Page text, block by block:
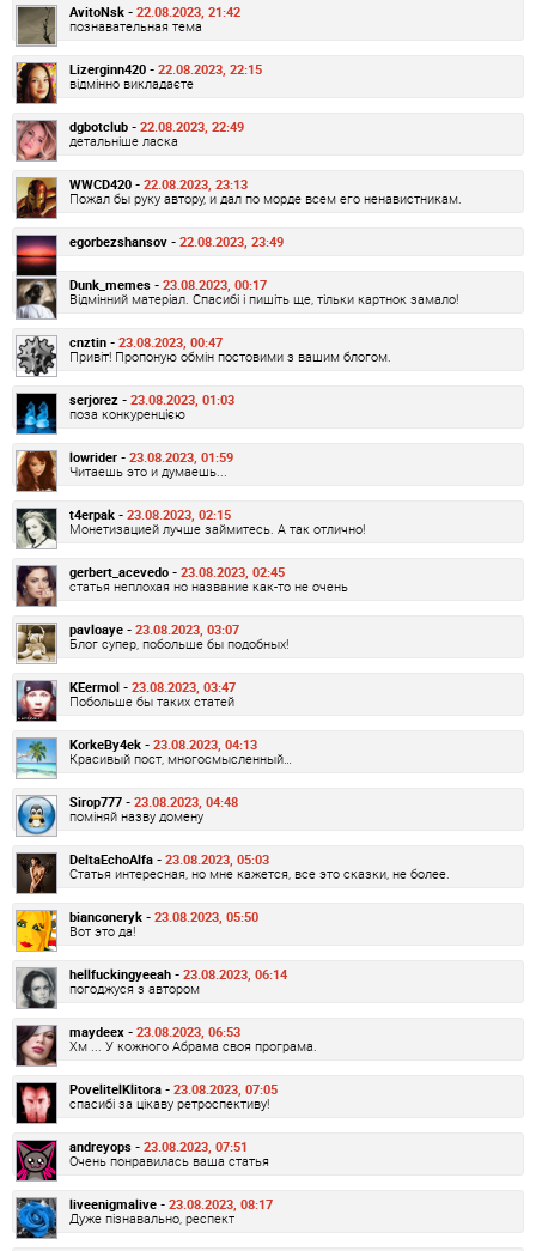
AvitoNsk - 22.08.2023, 21:42
познавательная тема
Lizerginn420 - 22.08.2023, 22:15
відмінно викладаєте
dgbotclub - 22.08.2023, 22:49
детальніше ласка
WWCD420 - 22.08.2023, 23:13
Пожал бы руку автору, и дал по морде всем его ненавистникам.
egorbezshansov - 22.08.2023, 23:49
Dunk_memes - 23.08.2023, 00:17
Відмінний матеріал. Спасибі і пишіть ще, тільки картнок замало!
cnztin - 23.08.2023, 00:47
Привіт! Пропоную обмін постовими з вашим блогом.
serjorez - 23.08.2023, 01:03
поза конкуренцією
lowrider - 23.08.2023, 01:59
Читаешь это и думаешь...
t4erpak - 23.08.2023, 02:15
Монетизацией лучше займитесь. А так отлично!
gerbert_acevedo - 23.08.2023, 02:45
статья неплохая но название как-то не очень
pavloaye - 23.08.2023, 03:07
Блог супер, побольше бы подобных!
KEermol - 23.08.2023, 03:47
Побольше бы таких статей
KorkeBy4ek - 23.08.2023, 04:13
Красивый пост, многосмысленный…
Sirop777 - 23.08.2023, 04:48
поміняй назву домену
DeltaEchoAlfa - 23.08.2023, 05:03
Статья интересная, но мне кажется, все это сказки, не более.
bianconeryk - 23.08.2023, 05:50
Вот это да!
hellfuckingyeeah - 23.08.2023, 06:14
погоджуся з автором
maydeex - 23.08.2023, 06:53
Хм ... У кожного Абрама своя програма.
PovelitelKlitora - 23.08.2023, 07:05
спасибі за цікаву ретроспективу!
andreyops - 23.08.2023, 07:51
Очень понравилась ваша статья
liveenigmalive - 23.08.2023, 08:17
Дуже пізнавально, респект